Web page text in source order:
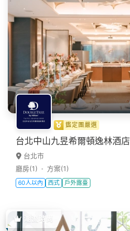
鑑定團嚴選
台北中山九昱希爾頓逸林酒店
台北市
廳房(1)
方案(1)
60人以內 西式 戶外露臺
潮流時尚